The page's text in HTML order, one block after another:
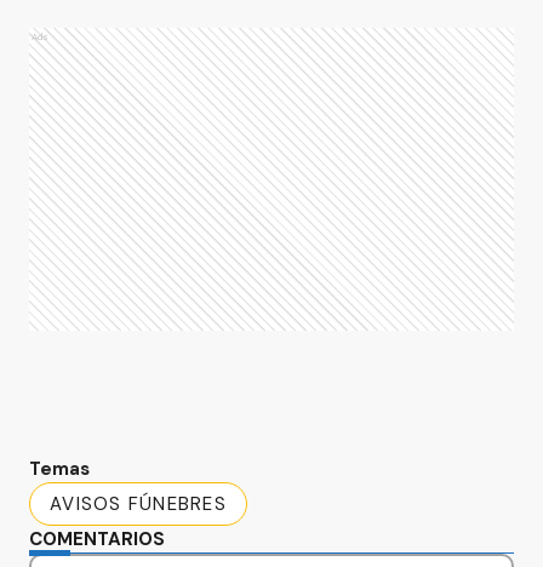
Ads
Temas
AVISOS FÚNEBRES
COMENTARIOS